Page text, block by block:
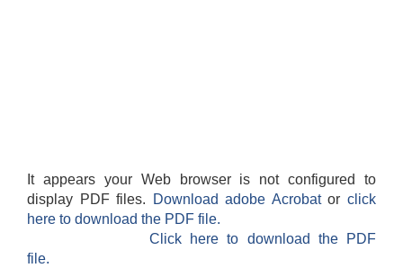
It appears your Web browser is not configured to
display PDF files.
Download adobe Acrobatorclick
here to download the PDF file.
Click here to download the PDF
file.